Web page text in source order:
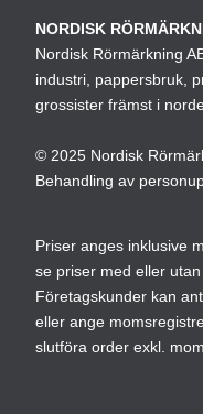
NORDISK
Nordisk Rörmärkning
industri, pappersbruk,
grossister främst i
© 2025 Nordisk
Behandling av
Priser anges inklusive
se priser med eller utan
Företagskunder kan
eller ange
slutföra order exkl.